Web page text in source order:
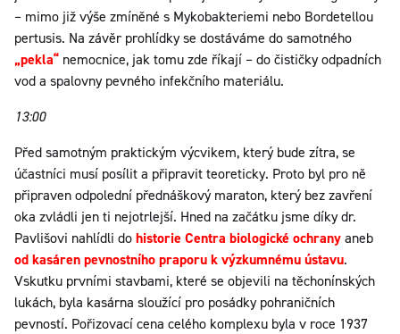
– mimo již výše zmíněné s Mykobakteriemi nebo Bordetellou
pertusis. Na závěr prohlídky se dostáváme do samotného
„pekla“ nemocnice, jak tomu zde říkají – do čističky odpadních
vod a spalovny pevného infekčního materiálu.
13:00
Před samotným praktickým výcvikem, který bude zítra, se
účastníci musí posílit a připravit teoreticky. Proto byl pro ně
připraven odpolední přednáškový maraton, který bez zavření
oka zvládli jen ti nejotrlejší. Hned na začátku jsme díky dr.
Pavlišovi nahlídli dohistorie Centra biologické ochranyaneb
od kasáren pevnostního praporu k výzkumnému ústavu.
Vskutku prvními stavbami, které se objevili na těchonínských
lukách, byla kasárna sloužící pro posádky pohraničních
pevností. Pořizovací cena celého komplexu byla v roce 1937